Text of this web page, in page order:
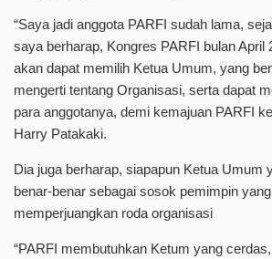
“Saya jadi anggota PARFI sudah lama,
saya berharap, Kongres PARFI bulan April
akan dapat memilih Ketua Umum, yang
mengerti tentang Organisasi, serta dapat
para anggotanya, demi kemajuan PARFI
Harry Patakaki.
Dia juga berharap, siapapun Ketua Umum
benar-benar sebagai sosok pemimpin
memperjuangkan roda organisasi
“PARFI membutuhkan Ketum yang